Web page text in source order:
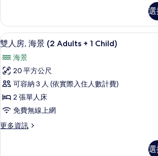
所
有
相
片
房,
海
景
Adults)
的
情
顯
示
雙
人
房,
海
景
(2
高級寢具、
6
雙人房, 海景 (2 Adults + 1 Child)
海景
20 平方公尺
可容納 3 人 (依實際入住人數計費)
2 張單人床
免費無線上網
更多資訊
更